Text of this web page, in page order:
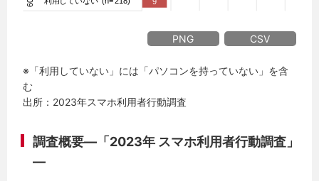
PNG CSV
※「利用していない」には「パソコンを持っていない」を含
む
出所：2023年スマホ利用者行動調査
調査概要―「2023年 スマホ利用者行動調査」
―